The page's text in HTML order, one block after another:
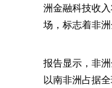
洲金融科技收
场，标志着非
报告显示，非
以南非洲占据